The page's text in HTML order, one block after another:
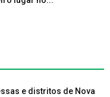
e distritos de Nova